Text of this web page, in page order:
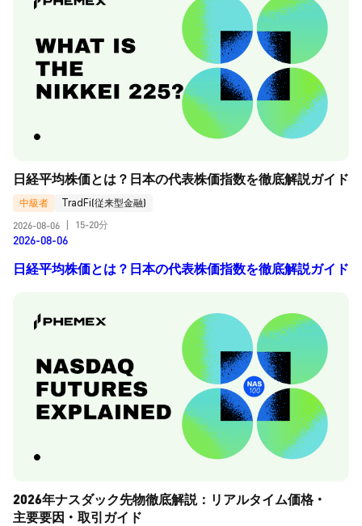
日経平均株価とは？日本の代表株価指数を徹底解説ガイド
中級者
TradFi(従来型金融)
2026-08-06
15-20分
2026-08-06
日経平均株価とは？日本の代表株価指数を徹底解説ガイド
2026年ナスダック先物徹底解説：リアルタイム価格・
主要要因・取引ガイド